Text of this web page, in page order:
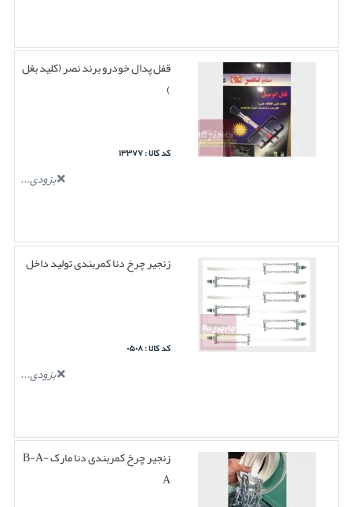
قفل پدال خودرو برند نصر (کلید بغل
)
کد کالا : ۱۳۳۷۷
بزودی...
زنجیر چرخ دنا کمربندی تولید داخل
کد کالا : ۰۵۰۸
بزودی...
زنجیر چرخ کمربندی دنا مارک B-A-
A